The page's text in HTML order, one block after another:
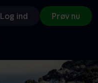
Log ind Prøv nu